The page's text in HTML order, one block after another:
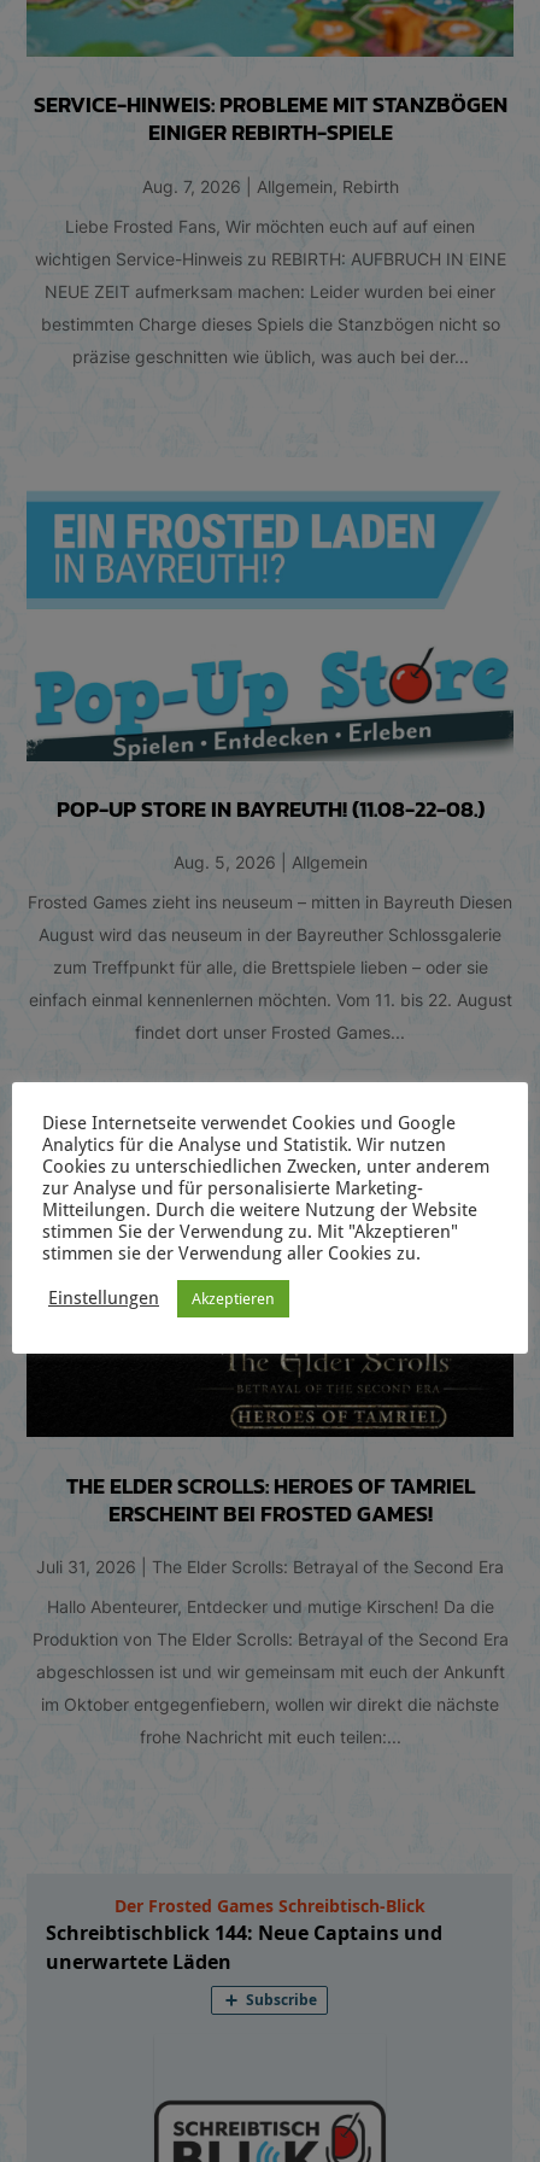
SERVICE-HINWEIS: PROBLEME MIT STANZBÖGEN
EINIGER REBIRTH-SPIELE
Aug. 7, 2026 Allgemein, Rebirth
Liebe Frosted Fans, Wir möchten euch auf auf einen
wichtigen Service-Hinweis zu REBIRTH: AUFBRUCH IN EINE
NEUE ZEIT aufmerksam machen: Leider wurden bei einer
bestimmten Charge dieses Spiels die Stanzbögen nicht so
präzise geschnitten wie üblich, was auch bei der...
POP-UP STORE IN BAYREUTH! (11.08-22-08.)
Aug. 5, 2026
Allgemein
Frosted Games zieht ins neuseum – mitten in Bayreuth Diesen
August wird das neuseum in der Bayreuther Schlossgalerie
zum Treffpunkt für alle, die Brettspiele lieben – oder sie
einfach einmal kennenlernen möchten. Vom 11. bis 22. August
findet dort unser Frosted Games...
THE ELDER SCROLLS: HEROES OF TAMRIEL
ERSCHEINT BEI FROSTED GAMES!
Juli 31, 2026
The Elder Scrolls: Betrayal of the Second Era
Hallo Abenteurer, Entdecker und mutige Kirschen! Da die
Produktion von The Elder Scrolls: Betrayal of the Second Era
abgeschlossen ist und wir gemeinsam mit euch der Ankunft
im Oktober entgegenfiebern, wollen wir direkt die nächste
frohe Nachricht mit euch teilen:...
Diese Internetseite verwendet Cookies und Google
Analytics für die Analyse und Statistik. Wir nutzen
Cookies zu unterschiedlichen Zwecken, unter anderem
zur Analyse und für personalisierte Marketing-
Mitteilungen. Durch die weitere Nutzung der Website
stimmen Sie der Verwendung zu. Mit "Akzeptieren"
stimmen sie der Verwendung aller Cookies zu.
Einstellungen Akzeptieren